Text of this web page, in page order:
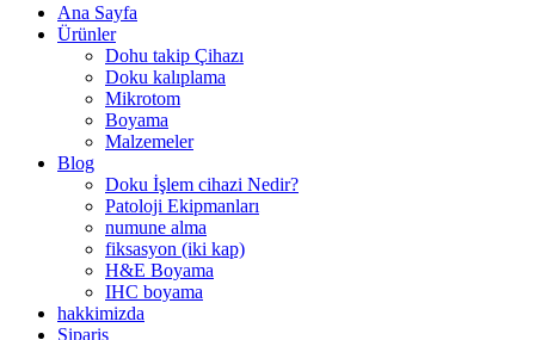
Ana Sayfa
Ürünler
Dohu takip Çihazı
Doku kalıplama
Mikrotom
Boyama
Malzemeler
Blog
Doku İşlem cihazi Nedir?
Patoloji Ekipmanları
numune alma
fiksasyon (iki kap)
H&E Boyama
IHC boyama
hakkimizda
Sipariş